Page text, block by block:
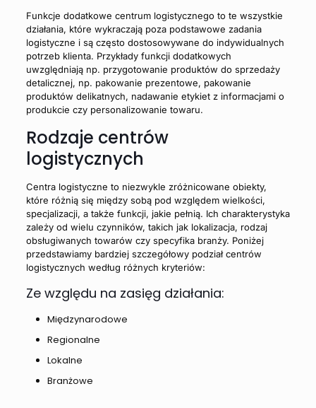
Funkcje dodatkowe centrum logistycznegoto te wszystkie
działania, które wykraczają poza podstawowe zadania
logistyczne i są często dostosowywane do indywidualnych
potrzeb klienta. Przykłady funkcji dodatkowych
uwzględniają np. przygotowanie produktów do sprzedaży
detalicznej, np. pakowanie prezentowe, pakowanie
produktów delikatnych, nadawanie etykiet z informacjami o
produkcie czy personalizowanie towaru.
Rodzaje centrów
logistycznych
Centra logistyczne to niezwykle zróżnicowane obiekty,
które różnią się między sobą pod względem wielkości,
specjalizacji, a także funkcji, jakie pełnią. Ich charakterystyka
zależy od wielu czynników, takich jak lokalizacja, rodzaj
obsługiwanych towarów czy specyfika branży. Poniżej
przedstawiamy bardziej szczegółowy podział centrów
logistycznych według różnych kryteriów:
Ze względu na zasięg działania:
Międzynarodowe
Regionalne
Lokalne
Branżowe